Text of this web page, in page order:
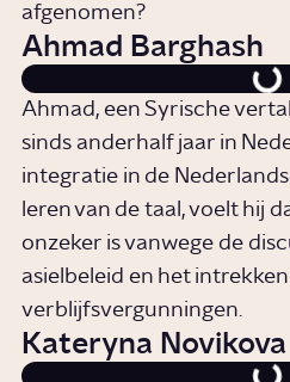
afgenomen?
Ahmad Barghash
Ahmad, een Syrische
sinds anderhalf jaar in
integratie in de
leren van de taal, voelt hij
onzeker is vanwege de
asielbeleid en het intrekken
verblijfsvergunningen.
Kateryna Novikova